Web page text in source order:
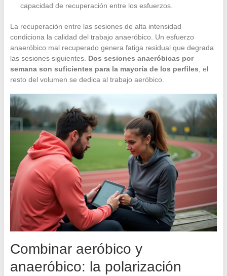
capacidad de recuperación entre los esfuerzos.
La recuperación entre las sesiones de alta intensidad
condiciona la calidad del trabajo anaeróbico. Un esfuerzo
anaeróbico mal recuperado genera fatiga residual que degrada
las sesiones siguientes. Dos sesiones anaeróbicas por
semana son suficientes para la mayoría de los perfiles , el
resto del volumen se dedica al trabajo aeróbico.
Combinar aeróbico y
anaeróbico: la polarización